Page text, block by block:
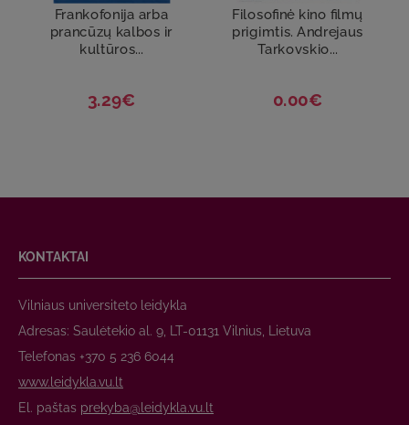
Frankofonija arba
prancūzų kalbos ir
kultūros...
3.29€
Filosofinė kino filmų
prigimtis. Andrejaus
Tarkovskio...
0.00€
KONTAKTAI
Vilniaus universiteto leidykla
Adresas: Saulėtekio al. 9, LT-01131 Vilnius, Lietuva
Telefonas +370 5 236 6044
www.leidykla.vu.lt
El. paštas prekyba@leidykla.vu.lt